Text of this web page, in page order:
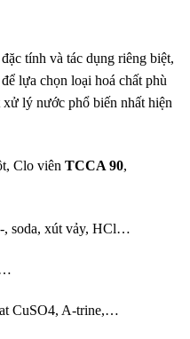
tính và tác dụng riêng biệt,
lựa chọn loại hoá chất phù
xử lý nước phổ biến nhất hiện
Clo viên TCCA 90,
, soda, xút vảy, HCl…
CuSO4, A-trine,…